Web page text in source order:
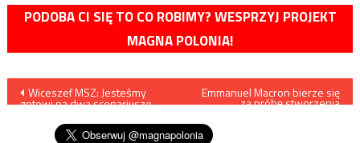
PODOBA CI SIĘ TO CO ROBIMY? WESPRZYJ PROJEKT
MAGNA POLONIA!
Nawigacja
wpisu
Wiceszef MSZ: Jesteśmy
gotowi na dwa scenariusze
Emmanuel Macron bierze się
za próbę stworzenia